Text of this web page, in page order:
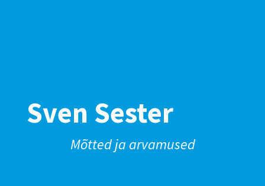
Sven Sester
Mõtted ja arvamused